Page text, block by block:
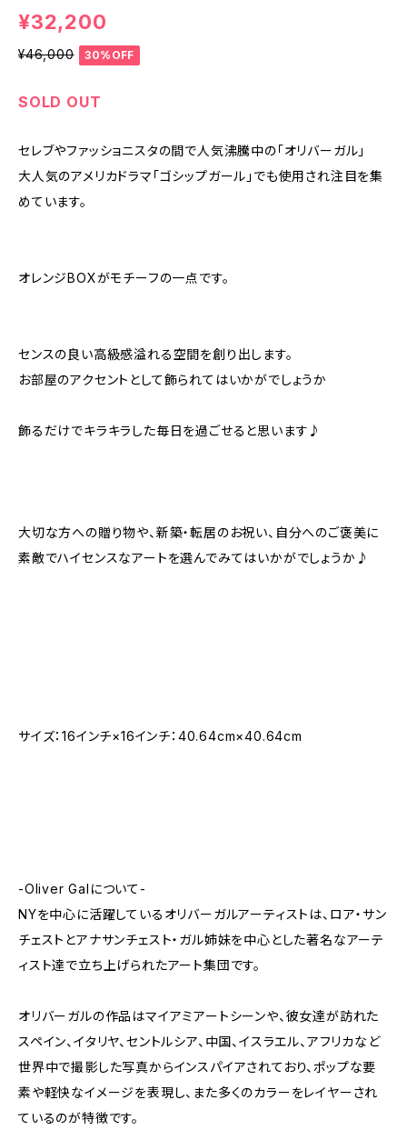
¥32,200
¥46,000 30%OFF
SOLD OUT
セレブやファッショニスタの間で人気沸騰中の「オリバーガル」
大人気のアメリカドラマ「ゴシップガール」でも使用され注目を集
めています。
オレンジBOXがモチーフの一点です。
センスの良い高級感溢れる空間を創り出します。
お部屋のアクセントとして飾られてはいかがでしょうか
飾るだけでキラキラした毎日を過ごせると思います♪
大切な方への贈り物や、新築・転居のお祝い、自分へのご褒美に
素敵でハイセンスなアートを選んでみてはいかがでしょうか♪
サイズ：16インチ×16インチ：40.64cm×40.64cm
-Oliver Galについて-
NYを中心に活躍しているオリバーガルアーティストは、ロア・サン
チェストとアナサンチェスト・ガル姉妹を中心とした著名なアーテ
ィスト達で立ち上げられたアート集団です。
オリバーガルの作品はマイアミアートシーンや、彼女達が訪れた
スペイン、イタリヤ、セントルシア、中国、イスラエル、アフリカなど
世界中で撮影した写真からインスパイアされており、ポップな要
素や軽快なイメージを表現し、また多くのカラーをレイヤーされ
ているのが特徴です。